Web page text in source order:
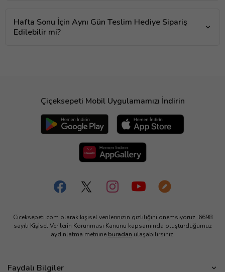
Hafta Sonu İçin Aynı Gün Teslim Hediye Sipariş
Edilebilir mi?
Çiçeksepeti Mobil Uygulamamızı İndirin
Ciceksepeti.com olarak kişisel verilerinizin gizliliğini önemsiyoruz. 6698
sayılı Kişisel Verilerin Korunması Kanunu kapsamında oluşturduğumuz
aydınlatma metnine buradan ulaşabilirsiniz.
Faydalı Bilgiler